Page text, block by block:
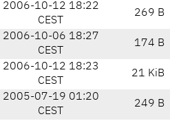
2006-10-12 18:22
CEST
269 B
2006-10-06 18:27
CEST
174 B
2006-10-12 18:23
CEST
21 KiB
2005-07-19 01:20
CEST
249 B